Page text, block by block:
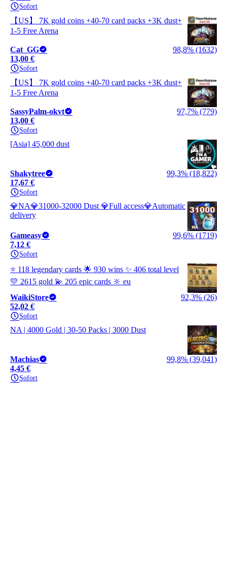
Sofort
【US】 7K gold coins +40-70 card packs +3K dust+
1-5 Free Arena
Cat_GG
98,8% (1632)
13,00 €
Sofort
【US】 7K gold coins +40-70 card packs +3K dust+
1-5 Free Arena
SassyPalm-okvt
97,7% (779)
13,00 €
Sofort
[Asia] 45,000 dust
Shakytree
99,3% (18,822)
17,67 €
Sofort
💎NA💎31000-32000 Dust 💎Full access💎Automatic
delivery
Gameasy
99,6% (1719)
7,12 €
Sofort
⭐ 118 legendary cards 🌟 930 wins ✨ 406 total level
💛 2615 gold 💫 205 epic cards 🔆 eu
WaikiStore
92,3% (26)
52,02 €
Sofort
NA | 4000 Gold | 30-50 Packs | 3000 Dust
Machias
99,8% (39,041)
4,45 €
Sofort